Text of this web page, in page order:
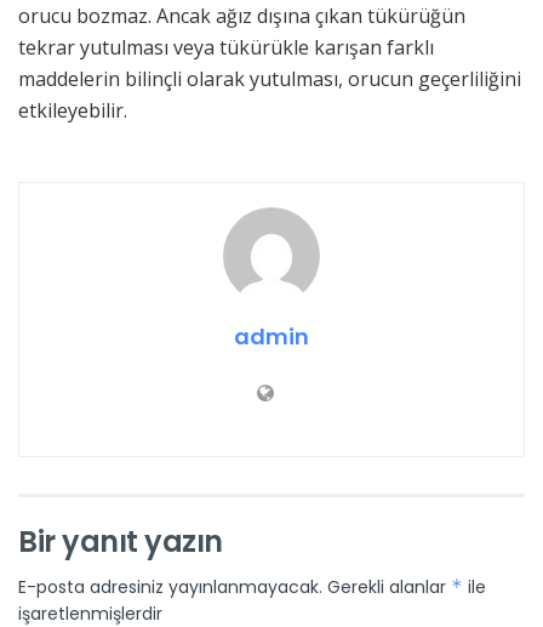
orucu bozmaz. Ancak ağız dışına çıkan tükürüğün
tekrar yutulması veya tükürükle karışan farklı
maddelerin bilinçli olarak yutulması, orucun geçerliliğini
etkileyebilir.
admin
Bir yanıt yazın
E-posta adresiniz yayınlanmayacak. Gerekli alanlar * ile
işaretlenmişlerdir